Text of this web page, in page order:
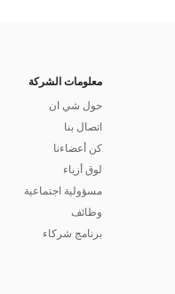
معلومات الشركة
حول شي ان
اتصال بنا
كن أعضاءنا
لوق أزياء
مسؤولية اجتماعية
وظائف
برنامج شركاء